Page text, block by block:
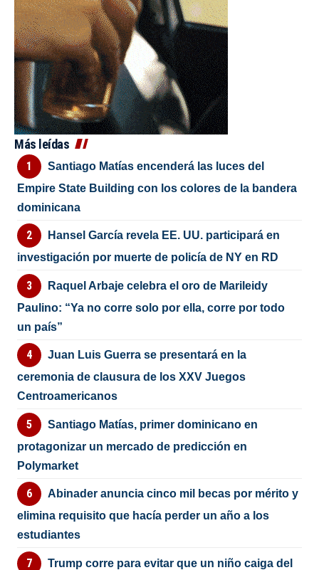
Más leídas
Santiago Matías encenderá las luces del
Empire State Building con los colores de la bandera
dominicana
Hansel García revela EE. UU. participará en
investigación por muerte de policía de NY en RD
Raquel Arbaje celebra el oro de Marileidy
Paulino: “Ya no corre solo por ella, corre por todo
un país”
Juan Luis Guerra se presentará en la
ceremonia de clausura de los XXV Juegos
Centroamericanos
Santiago Matías, primer dominicano en
protagonizar un mercado de predicción en
Polymarket
Abinader anuncia cinco mil becas por mérito y
elimina requisito que hacía perder un año a los
estudiantes
Trump corre para evitar que un niño caiga del